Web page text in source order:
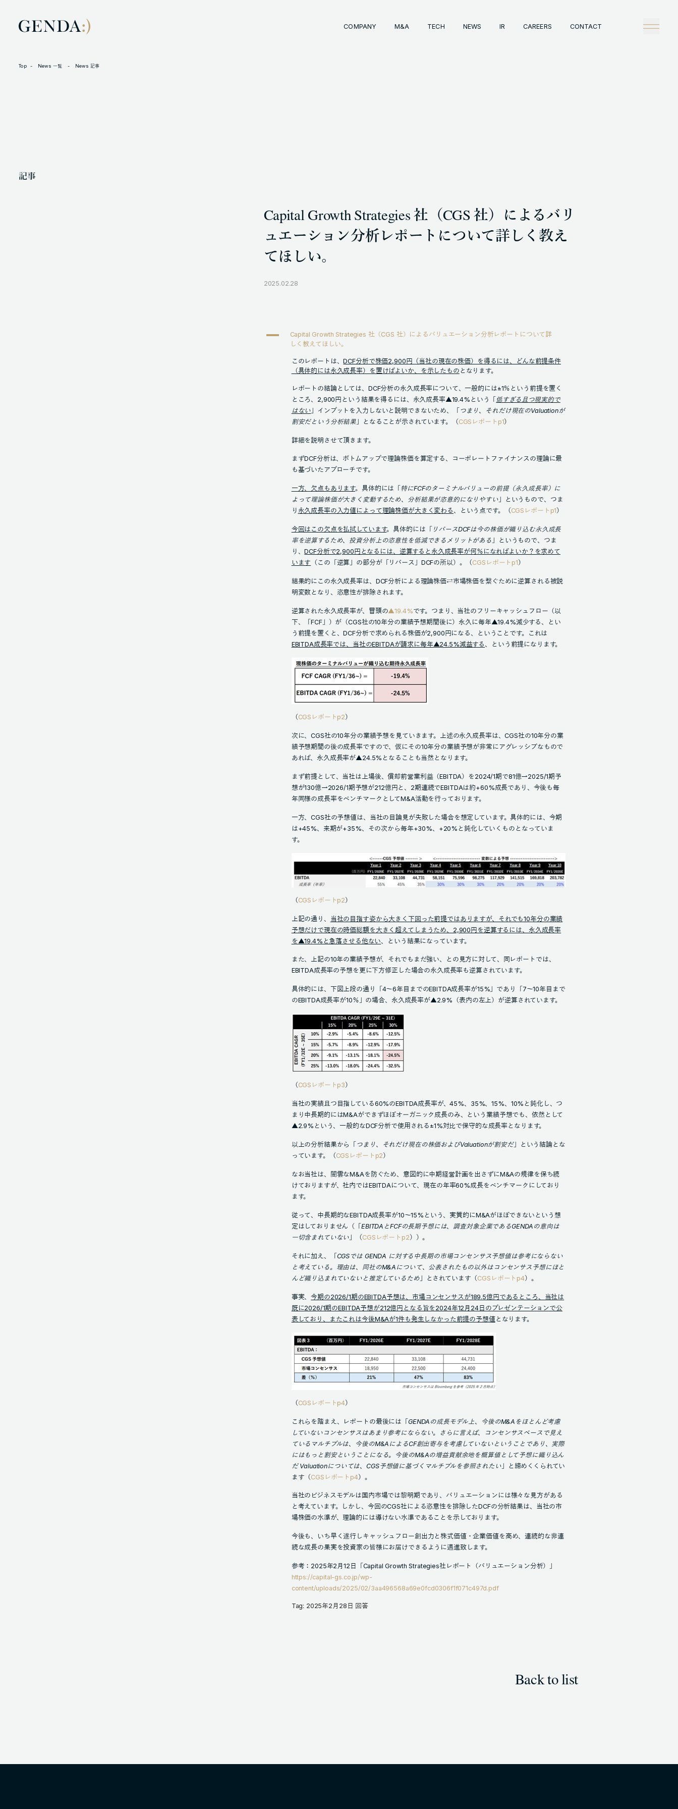
COMPANY M&A TECH NEWS IR CAREERS CONTACT
Company Tech
COPYRIGHT © GENDA INC. ALL RIGHTS RESERVED.
Top News 一覧 News 記事
記事
Capital Growth Strategies 社（CGS 社）によるバリ
ュエーション分析レポートについて詳しく教え
てほしい。
2025.02.28
A
Capital Growth Strategies 社（CGS 社）によるバリュエーション分析レポートについて詳
しく教えてほしい。
このレポートは、DCF分析で株価2,900円（当社の現在の株価）を得るには、どんな前提条件
（具体的には永久成長率）を置けばよいか、を示したもの となります。
レポートの結論としては、DCF分析の永久成長率について、一般的には±1％という前提を置く
ところ、2,900円という結果を得るには、永久成長率▲19.4%という「低すぎる且つ現実的で
はない 」インプットを入力しないと説明できないため、「つまり、それだけ現在のValuationが
割安だという分析結果 」となることが示されています。（CGSレポートp1）
詳細を説明させて頂きます。
まずDCF分析は、ボトムアップで理論株価を算定する、コーポレートファイナンスの理論に最
も基づいたアプローチです。
一方、欠点もあります。具体的には「 特にFCFのターミナルバリューの前提（永久成⾧率）に
よって理論株価が大きく変動するため、分析結果が恣意的になりやすい」というもので、つま
り 永久成長率の入力値によって理論株価が大きく変わる、という点です。（CGSレポートp1）
今回はこの欠点を払拭しています。具体的には「
リバースDCFは今の株価が織り込む永久成⾧
率を逆算するため、投資分析上の恣意性を低減できるメリットがある
」というもので、つま
り、DCF分析で2,900円となるには、逆算すると永久成長率が何％になればよいか？を求めて
います （この「逆算」の部分が「リバース」DCFの所以）。（CGSレポートp1）
結果的にこの永久成長率は、DCF分析による理論株価⇄市場株価を繋ぐために逆算される被説
明変数となり、恣意性が排除されます。
逆算された永久成長率が、冒頭の▲19.4%です。つまり、当社のフリーキャッシュフロー（以
下、「FCF」）が（CGS社の10年分の業績予想期間後に）永久に毎年▲19.4%減少する、とい
う前提を置くと、DCF分析で求められる株価が2,900円になる、ということです。これは
EBITDA成長率では、当社のEBITDAが請求に毎年▲24.5%減益する、という前提になります。
（CGSレポートp2）
次に、CGS社の10年分の業績予想を見ていきます。上述の永久成長率は、CGS社の10年分の業
績予想期間の後の成長率ですので、仮にその10年分の業績予想が非常にアグレッシブなもので
あれば、永久成長率が▲24.5%となることも当然となります。
まず前提として、当社は上場後、償却前営業利益（EBITDA）を2024/1期で81億→2025/1期予
想が130億→2026/1期予想が212億円と、2期連続でEBITDAは約+60%成長であり、今後も毎
年同様の成長率をベンチマークとしてM&A活動を行っております。
一方、CGS社の予想値は、当社の目論見が失敗した場合を想定しています。具体的には、今期
は+45%、来期が+35%、その次から毎年+30%、+20%と鈍化していくものとなっていま
す。
（CGSレポートp2）
上記の通り、 当社の目指す姿から大きく下回った前提ではありますが、それでも10年分の業績
予想だけで現在の時価総額を大きく超えてしまうため、2,900円を逆算するには、永久成長率
を▲19.4%と急落させる他ない、という結果になっています。
また、上記の10年の業績予想が、それでもまだ強い、との見方に対して、同レポートでは、
EBITDA成長率の予想を更に下方修正した場合の永久成長率も逆算されています。
具体的には、下図上段の通り「4～6年目までのEBITDA成長率が15%」であり「7～10年目まで
のEBITDA成長率が10％」の場合、永久成長率が▲2.9%（表内の左上）が逆算されています。
（CGSレポートp3）
当社の実績且つ目指している60%のEBITDA成長率が、45%、35%、15%、10%と鈍化し、つ
まり中長期的にはM&Aができずほぼオーガニック成長のみ、という業績予想でも、依然として
▲2.9%という、一般的なDCF分析で使用される±1%対比で保守的な成長率となります。
以上の分析結果から「 つまり、それだけ現在の株価およびValuationが割安だ」という結論とな
っています。（CGSレポートp2）
なお当社は、闇雲なM&Aを防ぐため、意図的に中期経営計画を出さずにM&Aの規律を保ち続
けておりますが、社内ではEBITDAについて、現在の年率60%成長をベンチマークにしており
ます。
従って、中長期的なEBITDA成長率が10～15%という、実質的にM&Aがほぼできないという想
定はしておりません（「EBITDAとFCFの⾧期予想には、調査対象企業であるGENDAの意向は
一切含まれていない 」（CGSレポートp2））。
それに加え、「 CGSでは GENDA に対する中⾧期の市場コンセンサス予想値は参考にならない
と考えている。理由は、同社のM&A について、公表されたもの以外はコンセンサス予想にほと
んど織り込まれていないと推定しているため」とされています（CGSレポートp4）。
事実、今期の2026/1期のEBITDA予想は、市場コンセンサスが189.5億円であるところ、当社は
既に2026/1期のEBITDA予想が212億円となる旨を2024年12月24日のプレゼンテーションで公
表しており、またこれは今後M&Aが1件も発生しなかった前提の予想値となります。
（CGSレポートp4）
これらを踏まえ、レポートの最後には「GENDAの成⾧モデル上、今後のM&Aをほとんど考慮
していないコンセンサスはあまり参考にならない。さらに言えば、コンセンサスベースで見え
ているマルチプルは、今後のM&AによるCF創出寄与を考慮していないということであり、実際
にはもっと割安ということになる。今後のM&Aの増益貢献余地を概算値として予想に織り込ん
だ Valuationについては、CGS予想値に基づくマルチプルを参照されたい」と締めくくられてい
ます（CGSレポートp4）。
当社のビジネスモデルは国内市場では黎明期であり、バリュエーションには様々な見方がある
と考えています。しかし、今回のCGS社による恣意性を排除したDCFの分析結果は、当社の市
場株価の水準が、理論的には導けない水準であることを示しております。
今後も、いち早く遂行しキャッシュフロー創出力と株式価値・企業価値を高め、連続的な非連
続な成長の果実を投資家の皆様にお届けできるように邁進致します。
参考：2025年2月12日「Capital Growth Strategies社レポート（バリュエーション分析）」
https://capital-gs.co.jp/wp-
content/uploads/2025/02/3aa496568a69e0fcd0306f1f071c497d.pdf
Tag: 2025年2月28日 回答
Back to list